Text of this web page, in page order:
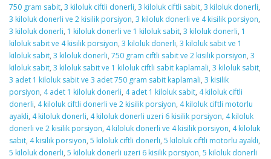
750 gram sabit, 3 kiloluk ciftli donerli, 3 kiloluk ciftli sabit, 3 kiloluk donerli,
3 kiloluk donerli ve 2 kisilik porsiyon, 3 kiloluk donerli ve 4 kisilik porsiyon,
3 kiloluk donerli, 1 kiloluk donerli ve 1 kiloluk sabit, 3 kiloluk donerli, 1
kiloluk sabit ve 4 kisilik porsiyon, 3 kiloluk donerli, 3 kiloluk sabit ve 1
kiloluk sabit, 3 kiloluk donerli, 750 gram ciftli sabit ve 2 kisilik porsiyon, 3
kiloluk sabit, 3 kiloluk sabit ve 1 kiloluk ciftli sabit kaplamali, 3 kiloluk sabit,
3 adet 1 kiloluk sabit ve 3 adet 750 gram sabit kaplamali, 3 kisilik
porsiyon, 4 adet 1 kiloluk donerli, 4 adet 1 kiloluk sabit, 4 kiloluk ciftli
donerli, 4 kiloluk ciftli donerli ve 2 kisilik porsiyon, 4 kiloluk ciftli motorlu
ayakli, 4 kiloluk donerli, 4 kiloluk donerli uzeri 6 kisilik porsiyon, 4 kiloluk
donerli ve 2 kisilik porsiyon, 4 kiloluk donerli ve 4 kisilik porsiyon, 4 kiloluk
sabit, 4 kisilik porsiyon, 5 kiloluk ciftli donerli, 5 kiloluk ciftli motorlu ayakli,
5 kiloluk donerli, 5 kiloluk donerli uzeri 6 kisilik porsiyon, 5 kiloluk donerli